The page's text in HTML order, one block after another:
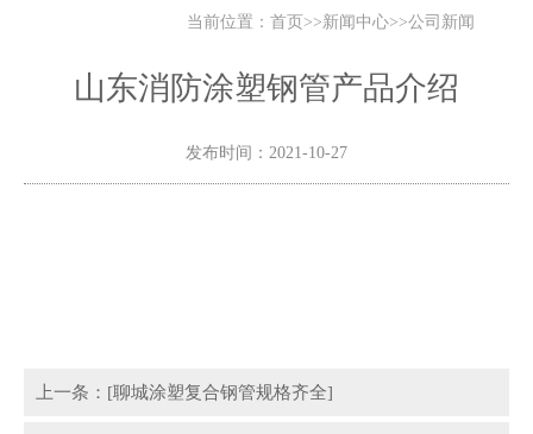
当前位置： 首页 >>新闻中心>>公司新闻
山东消防涂塑钢管产品介绍
发布时间：2021-10-27
上一条：[聊城涂塑复合钢管规格齐全]